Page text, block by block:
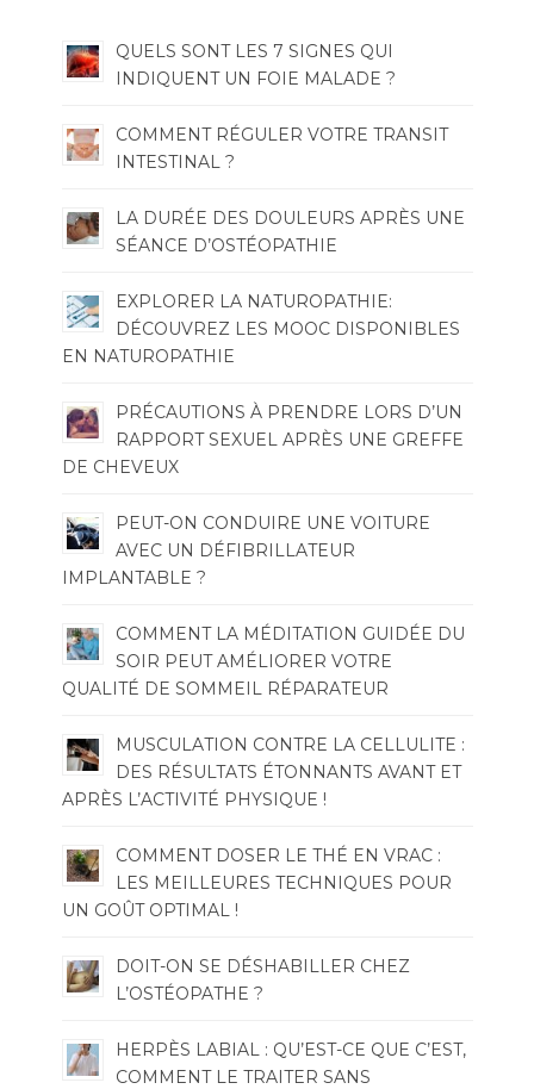
QUELS SONT LES 7 SIGNES QUI
INDIQUENT UN FOIE MALADE ?
COMMENT RÉGULER VOTRE TRANSIT
INTESTINAL ?
LA DURÉE DES DOULEURS APRÈS UNE
SÉANCE D’OSTÉOPATHIE
EXPLORER LA NATUROPATHIE:
DÉCOUVREZ LES MOOC DISPONIBLES
EN NATUROPATHIE
PRÉCAUTIONS À PRENDRE LORS D’UN
RAPPORT SEXUEL APRÈS UNE GREFFE
DE CHEVEUX
PEUT-ON CONDUIRE UNE VOITURE
AVEC UN DÉFIBRILLATEUR
IMPLANTABLE ?
COMMENT LA MÉDITATION GUIDÉE DU
SOIR PEUT AMÉLIORER VOTRE
QUALITÉ DE SOMMEIL RÉPARATEUR
MUSCULATION CONTRE LA CELLULITE :
DES RÉSULTATS ÉTONNANTS AVANT ET
APRÈS L’ACTIVITÉ PHYSIQUE !
COMMENT DOSER LE THÉ EN VRAC :
LES MEILLEURES TECHNIQUES POUR
UN GOÛT OPTIMAL !
DOIT-ON SE DÉSHABILLER CHEZ
L’OSTÉOPATHE ?
HERPÈS LABIAL : QU’EST-CE QUE C’EST,
COMMENT LE TRAITER SANS